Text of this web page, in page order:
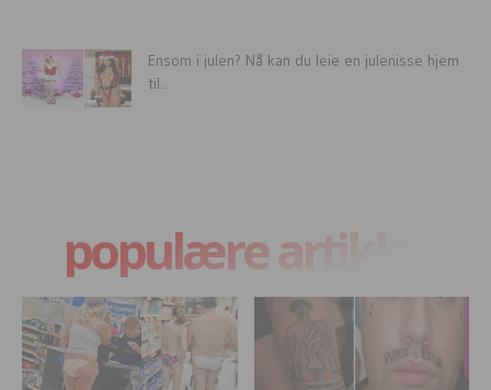
Ensom i julen? Nå kan du leie en julenisse hjem
til...
populære artikler